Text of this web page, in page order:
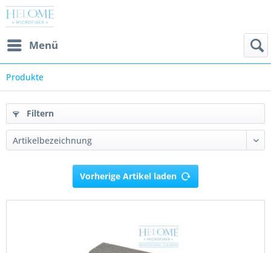
Menü
Produkte
Filtern
Vorherige Artikel laden